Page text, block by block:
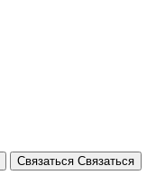
Связаться Связаться